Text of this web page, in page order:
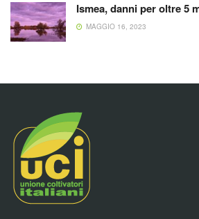
Ismea, danni per oltre 5
MAGGIO 16, 2023